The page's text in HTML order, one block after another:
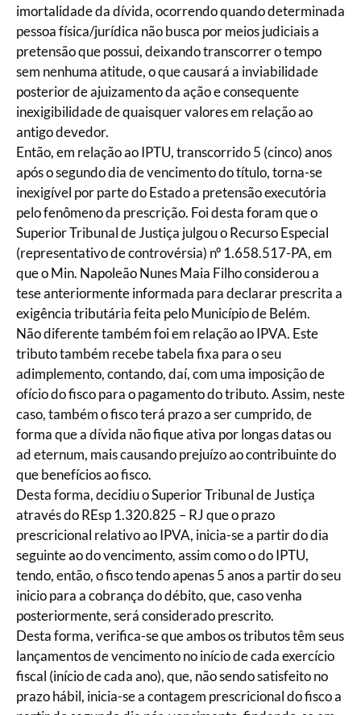
imortalidade da dívida, ocorrendo quando determinada
pessoa física/jurídica não busca por meios judiciais a
pretensão que possui, deixando transcorrer o tempo
sem nenhuma atitude, o que causará a inviabilidade
posterior de ajuizamento da ação e consequente
inexigibilidade de quaisquer valores em relação ao
antigo devedor.
Então, em relação ao IPTU, transcorrido 5 (cinco) anos
após o segundo dia de vencimento do título, torna-se
inexigível por parte do Estado a pretensão executória
pelo fenômeno da prescrição. Foi desta foram que o
Superior Tribunal de Justiça julgou o Recurso Especial
(representativo de controvérsia) nº 1.658.517-PA, em
que o Min. Napoleão Nunes Maia Filho considerou a
tese anteriormente informada para declarar prescrita a
exigência tributária feita pelo Município de Belém.
Não diferente também foi em relação ao IPVA. Este
tributo também recebe tabela fixa para o seu
adimplemento, contando, daí, com uma imposição de
ofício do fisco para o pagamento do tributo. Assim, neste
caso, também o fisco terá prazo a ser cumprido, de
forma que a dívida não fique ativa por longas datas ou
ad eternum, mais causando prejuízo ao contribuinte do
que benefícios ao fisco.
Desta forma, decidiu o Superior Tribunal de Justiça
através do REsp 1.320.825 – RJ que o prazo
prescricional relativo ao IPVA, inicia-se a partir do dia
seguinte ao do vencimento, assim como o do IPTU,
tendo, então, o fisco tendo apenas 5 anos a partir do seu
inicio para a cobrança do débito, que, caso venha
posteriormente, será considerado prescrito.
Desta forma, verifica-se que ambos os tributos têm seus
lançamentos de vencimento no início de cada exercício
fiscal (início de cada ano), que, não sendo satisfeito no
prazo hábil, inicia-se a contagem prescricional do fisco a